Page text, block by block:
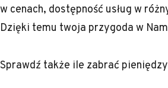
w cenach, dostępność usług w
Dzięki temu twoja przygoda w
Sprawdź także ile zabrać